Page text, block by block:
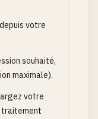
votre
souhaité,
maximale).
votre
traitement